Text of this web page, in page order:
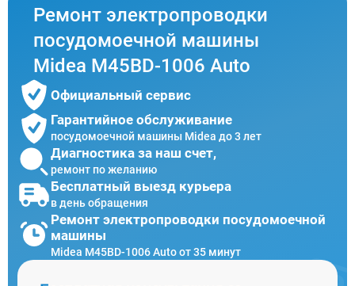
Ремонт электропроводки
посудомоечной машины
Midea M45BD-1006 Auto
Официальный сервис
Гарантийное обслуживание
посудомоечной машины Midea до 3 лет
Диагностика за наш счет,
ремонт по желанию
Бесплатный выезд курьера
в день обращения
Ремонт электропроводки посудомоечной
машины
Midea M45BD-1006 Auto от 35 минут